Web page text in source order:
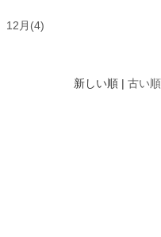
12月(4)
新しい順 |古い順